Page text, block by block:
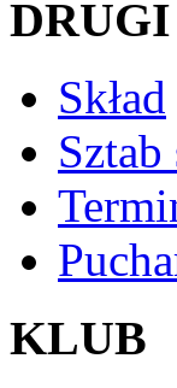
Skład
KLUB